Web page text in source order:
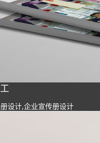
设计,企业宣传册设计